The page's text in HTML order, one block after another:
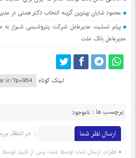
محمود شایان بهترین گزینه انتخاب دکتر همتی در
پیام تسلیت مدیرعامل شرکت پتروشیمی شیراز
مدیرعامل بانک ملت
لینک کوتاه
برچسب ها : ناموجود
ارسال نظر شما
در انتظار
نظرات ارسال شده توسط شما، پس از تایید